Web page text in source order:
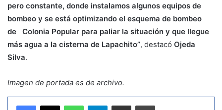
pero constante, donde instalamos algunos equipos de
bombeo y se está optimizando el esquema de bombeo
de Colonia Popular para paliar la situación y que llegue
más agua a la cisterna de Lapachito”, destacó Ojeda
Silva.
Imagen de portada es de archivo.
Telegram